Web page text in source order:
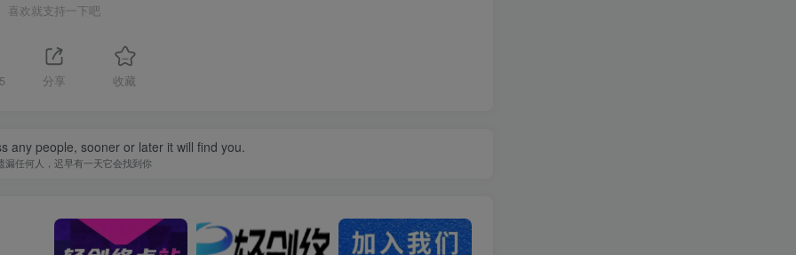
喜欢就支持一下吧
分享 收藏
any people, sooner or later it will find you.
漏任何人，迟早有一天它会找到你